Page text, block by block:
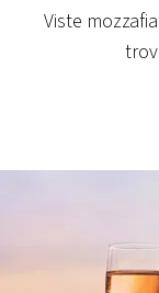
RADIO
CONCORSI
Viste